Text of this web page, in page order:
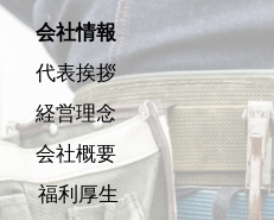
会社情報
代表挨拶
経営理念
会社概要
福利厚生